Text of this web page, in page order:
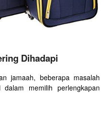
Dihadapi
jamaah, beberapa masalah
memilih perlengkapan